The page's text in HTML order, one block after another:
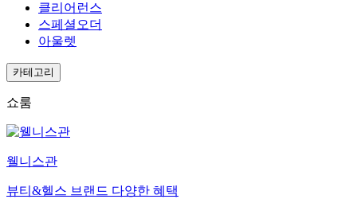
클리어런스
스페셜오더
아울렛
카테고리
쇼룸
웰니스관
뷰티&헬스 브랜드 다양한 혜택